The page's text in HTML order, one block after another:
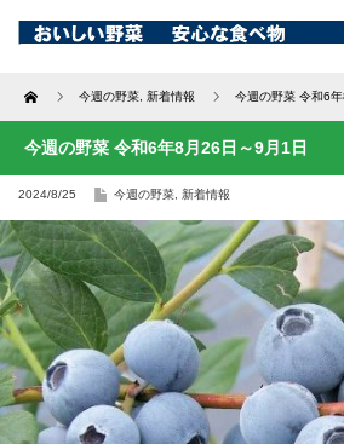
Home 今週の野菜 新着情報 今週の野菜 令和6
今週の野菜 令和6年8月26日～9月1日
2024/8/25 今週の野菜 新着情報